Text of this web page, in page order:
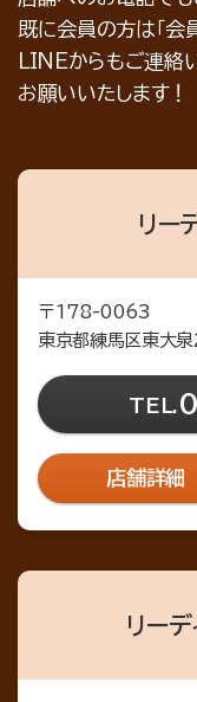
既に会員の方は「会
LINEからもご連絡
お願いいたします！
リー
〒178-0063
東京都練馬区東大
TEL.
店舗詳細
リー